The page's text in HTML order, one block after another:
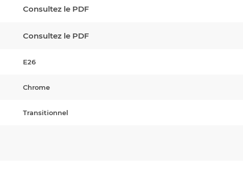
Consultez le PDF
Consultez le PDF
E26
Chrome
Transitionnel